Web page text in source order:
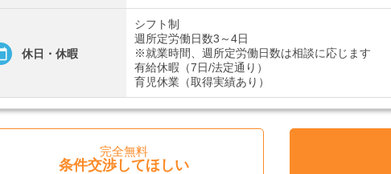
休日・休暇
シフト制
週所定労働日数3～4日
※就業時間、週所定労働日数は相談に応じます
有給休暇（7日/法定通り）
育児休業（取得実績あり）
完全無料
条件交渉してほしい